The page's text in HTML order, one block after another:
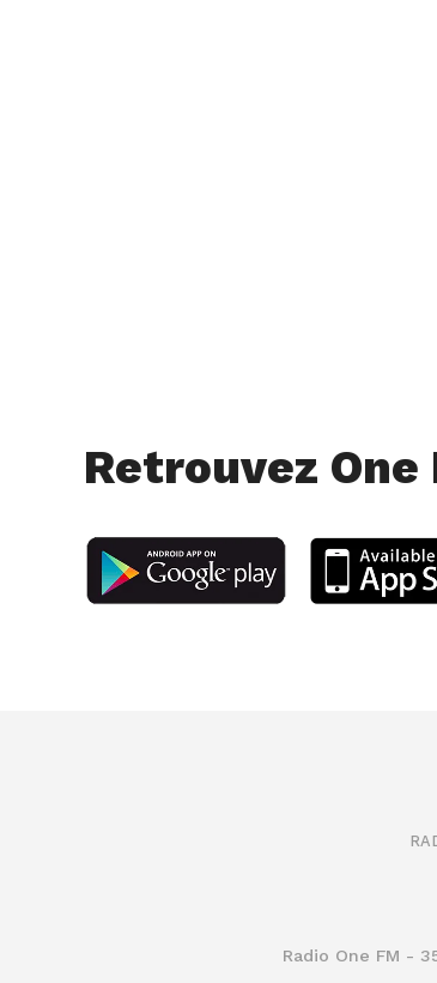
Retrouvez
Radio One FM -